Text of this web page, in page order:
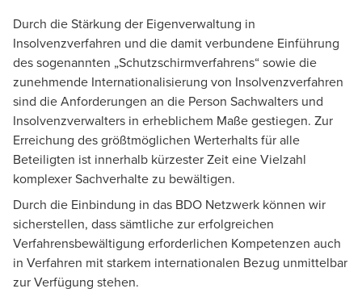
Durch die Stärkung der Eigenverwaltung in
Insolvenzverfahren und die damit verbundene Einführung
des sogenannten „Schutzschirmverfahrens“ sowie die
zunehmende Internationalisierung von Insolvenzverfahren
sind die Anforderungen an die Person Sachwalters und
Insolvenzverwalters in erheblichem Maße gestiegen. Zur
Erreichung des größtmöglichen Werterhalts für alle
Beteiligten ist innerhalb kürzester Zeit eine Vielzahl
komplexer Sachverhalte zu bewältigen.
Durch die Einbindung in das BDO Netzwerk können wir
sicherstellen, dass sämtliche zur erfolgreichen
Verfahrensbewältigung erforderlichen Kompetenzen auch
in Verfahren mit starkem internationalen Bezug unmittelbar
zur Verfügung stehen.